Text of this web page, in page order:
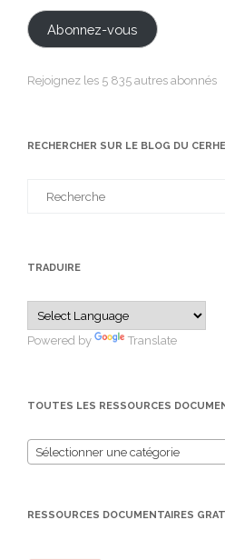
mail
Abonnez-vous
Rejoignez les 5 835 autres abonnés
RECHERCHER SUR LE BLOG DU
TRADUIRE
Powered by Translate
TOUTES LES RESSOURCES
Sélectionner une catégorie
RESSOURCES DOCUMENTAIRES